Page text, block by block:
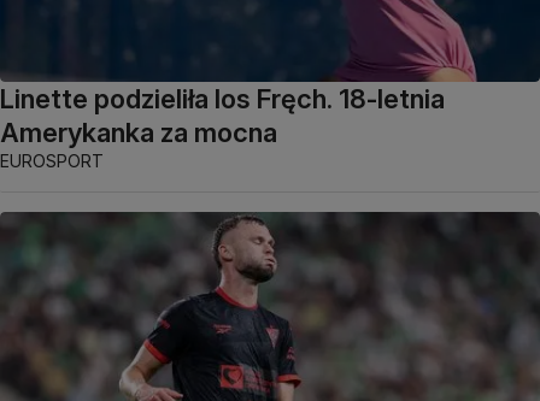
Linette podzieliła los Fręch. 18-letnia
Amerykanka za mocna
EUROSPORT